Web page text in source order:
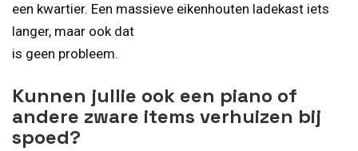
een kwartier. Een massieve eikenhouten ladekast iets
langer, maar ook dat
is geen probleem.
Kunnen jullie ook een piano of
andere zware items verhuizen bij
spoed?